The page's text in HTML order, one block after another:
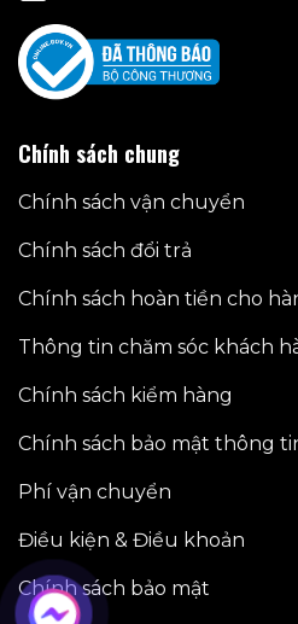
Chính sách chung
Chính sách vận chuyển
Chính sách đổi trả
Chính sách hoàn tiền cho
Thông tin chăm sóc khách
Chính sách kiểm hàng
Chính sách bảo mật thông
Phí vận chuyển
Điều kiện & Điều khoản
Chính sách bảo mật